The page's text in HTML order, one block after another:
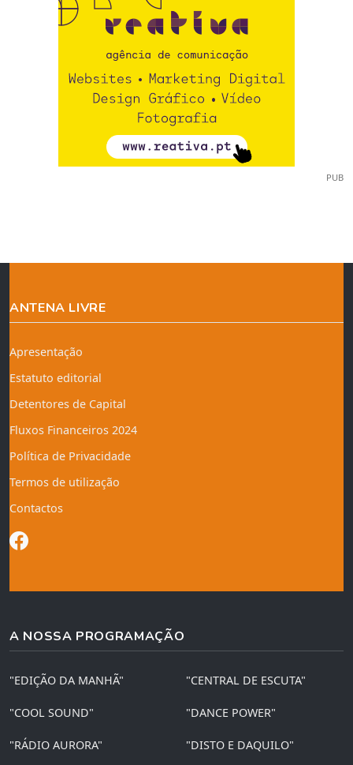
PUB
ANTENA LIVRE
Apresentação
Estatuto editorial
Detentores de Capital
Fluxos Financeiros 2024
Política de Privacidade
Termos de utilização
Contactos
A NOSSA PROGRAMAÇÃO
"EDIÇÃO DA MANHÃ" "CENTRAL DE ESCUTA"
"COOL SOUND" "DANCE POWER"
"RÁDIO AURORA" "DISTO E DAQUILO"